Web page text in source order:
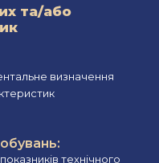
та/або
визначення
технічного